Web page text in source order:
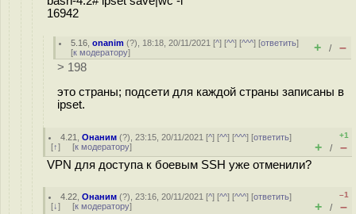
16942
5.16 ,onanim (?), 18:18, 20/11/2021 [^] [^^] [^^^] [ответить]
[к модератору] + / –
> 198
это страны; подсети для каждой страны записаны в
ipset.
4.21 ,Онаним (?), 23:15, 20/11/2021 [^] [^^] [^^^] [ответить]
[↑] [к модератору]
+1
+ / –
VPN для доступа к боевым SSH уже отменили?
4.22 ,Онаним (?), 23:16, 20/11/2021 [^] [^^] [^^^] [ответить]
[↓] [к модератору]
–1
+ / –